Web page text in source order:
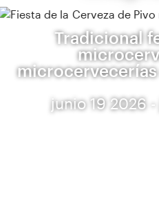
Tradicional
junio 19 2026